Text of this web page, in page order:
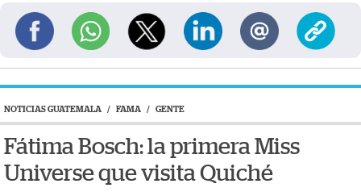
NOTICIAS GUATEMALA / FAMA / GENTE
Fátima Bosch: la primera Miss
Universe que visita Quiché